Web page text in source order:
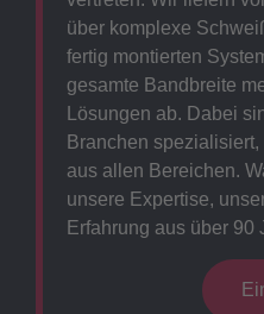
über komplexe
fertig montierten
gesamte Bandbreite
Lösungen ab. Dabei
Branchen
aus allen Bereichen.
unsere Expertise,
Erfahrung aus über 90